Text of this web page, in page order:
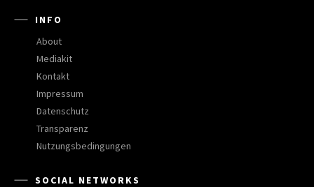
INFO
About
Mediakit
Kontakt
Impressum
Datenschutz
Transparenz
Nutzungsbedingungen
SOCIAL NETWORKS